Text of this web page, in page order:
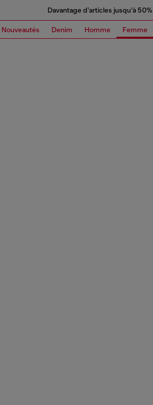
Davantage d’articles jusqu’à
Nouveautés Denim Homme Femme